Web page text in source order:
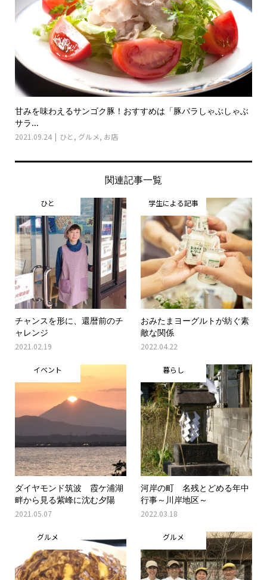
甘みを味わえるサンゴク豚！おすすめは「豚バラしゃぶしゃぶ
サラ...
2021.09.24 ひと , グルメ, お店
関連記事一覧
ひと
チャンスを形に、還暦前のチ
ャレンジ
2021.02.19
学生による記事
おみたまヨーグルトが紡ぐ素
敵な関係
2022.04.22
イベント
ダイヤモンド筑波 霞ケ浦湖
畔から見る紫峰に沈む夕陽
2021.05.07
暮らし
河岸の町 名残とどめる年中
行事～川岸地区～
2022.03.18
グルメ グルメ